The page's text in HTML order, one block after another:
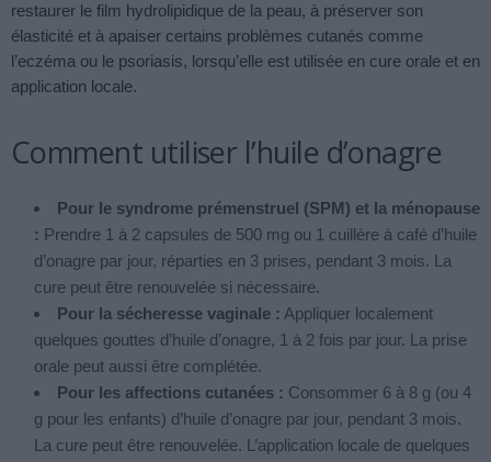
restaurer le film hydrolipidique de la peau, à préserver son
élasticité et à apaiser certains problèmes cutanés comme
l’eczéma ou le psoriasis, lorsqu’elle est utilisée en cure orale et en
application locale.
Comment utiliser l’huile d’onagre
Pour le syndrome prémenstruel (SPM) et la ménopause
: Prendre 1 à 2 capsules de 500 mg ou 1 cuillère à café d’huile
d’onagre par jour, réparties en 3 prises, pendant 3 mois. La
cure peut être renouvelée si nécessaire.
Pour la sécheresse vaginale : Appliquer localement
quelques gouttes d’huile d’onagre, 1 à 2 fois par jour. La prise
orale peut aussi être complétée.
Pour les affections cutanées : Consommer 6 à 8 g (ou 4
g pour les enfants) d’huile d’onagre par jour, pendant 3 mois.
La cure peut être renouvelée. L’application locale de quelques